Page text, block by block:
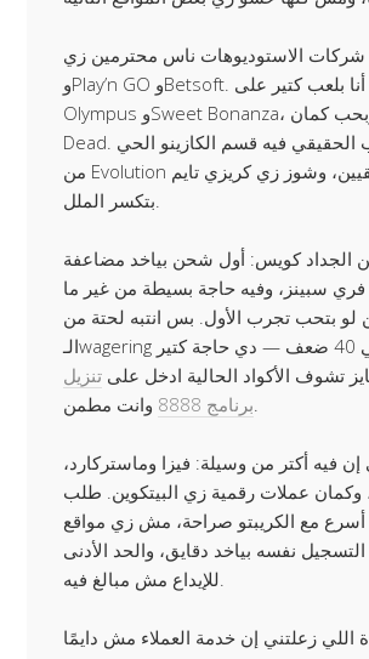
شركات الاستوديوهات ناس محترمين زي Pragmatic
وPlay’n GO وBetsoft. أنا بلعب كتير على Gates of
Olympus وSweet Bonanza، وبحب كمان Book of
Dead. لو بتفضل اللعب الحقيقي فيه قسم الكازينو الحي
من Evolution بموزعين حقيقيين، وشوز زي كريزي تايم
الجداد كويس: أول شحن بياخد مضاعفة
فري سبينز، وفيه حاجة بسيطة من غير ما
بتحب تجرب الأول. بس انتبه لحتة من
الـwagering اللي حوالي 40 ضعف — دي حاجة كتير
تشوف الأكواد الحالية ادخل على تنزيل
برنامج 8888
فيه أكتر من وسيلة: فيزا وماستركارد،
وكمان عملات رقمية زي البيتكوين. طلب
مع الكريبتو صراحة، مش زي مواقع
نفسه بياخد دقايق، والحد الأدنى
اللي زعلتني إن خدمة العملاء مش دايمًا